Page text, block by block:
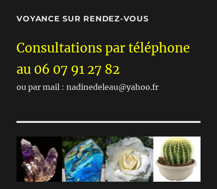
VOYANCE SUR RENDEZ-VOUS
Consultations par téléphone
au 06 07 91 27 82
ou par mail : nadinedeleau@yahoo.fr